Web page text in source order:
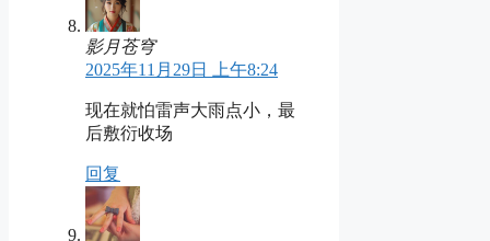
影月苍穹
2025年11月29日 上午8:24
现在就怕雷声大雨点小，最
后敷衍收场
回复